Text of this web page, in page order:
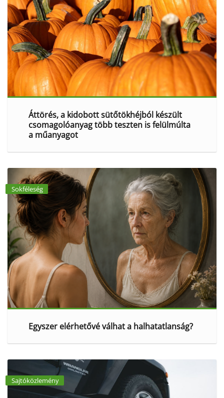
Áttörés, a kidobott sütőtökhéjból készült
csomagolóanyag több teszten is felülmúlta
a műanyagot
Sokféleség
Egyszer elérhetővé válhat a halhatatlanság?
Sajtóközlemény